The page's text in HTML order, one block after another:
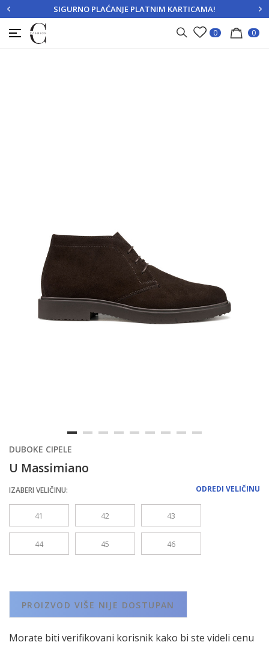
PRIJAVITE SE REGISTRUJTE SE
SIGURNO PLAĆANJE PLATNIM KARTICAMA!
0 0
DUBOKE CIPELE
U Massimiano
ODREDI VELIČINU
IZABERI VELIČINU:
41 42 43
44 45 46
PROIZVOD VIŠE NIJE DOSTUPAN
Morate biti verifikovani korisnik kako bi ste videli cenu